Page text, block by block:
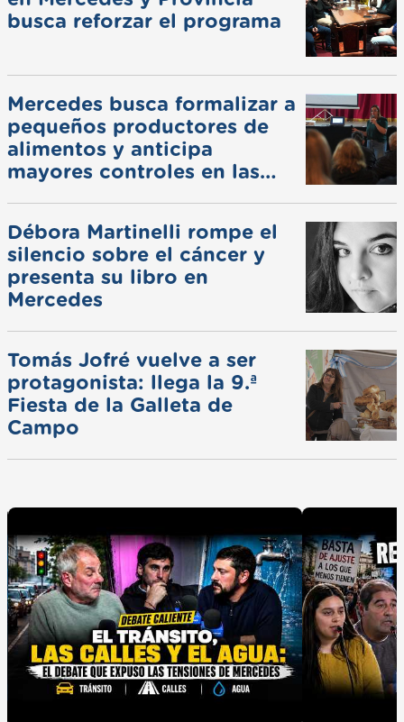
busca reforzar el programa
Mercedes busca formalizar a
pequeños productores de
alimentos y anticipa
mayores controles en las
Débora Martinelli rompe el
silencio sobre el cáncer y
presenta su libro en
Mercedes
Tomás Jofré vuelve a ser
protagonista: llega la 9.ª
Fiesta de la Galleta de
Campo